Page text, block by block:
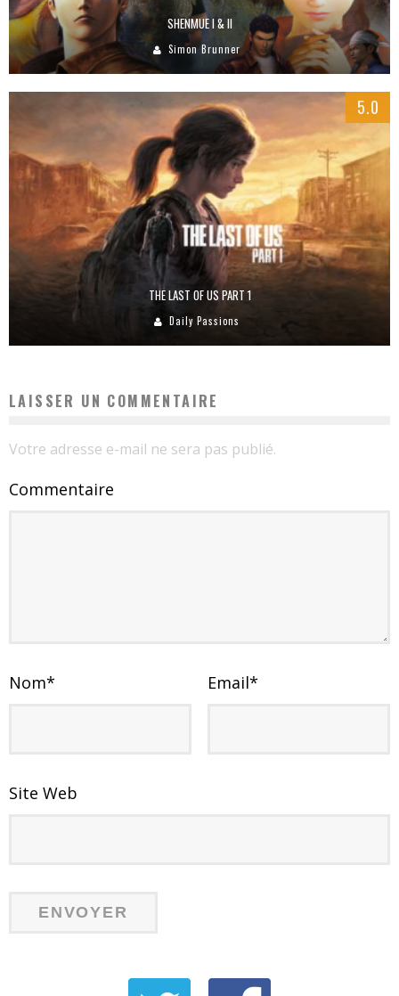
SHENMUE I & II
Simon Brunner
5.0
THE LAST OF US PART 1
Daily Passions
LAISSER UN COMMENTAIRE
Votre adresse e-mail ne sera pas publié.
Commentaire
Nom* Email*
Site Web